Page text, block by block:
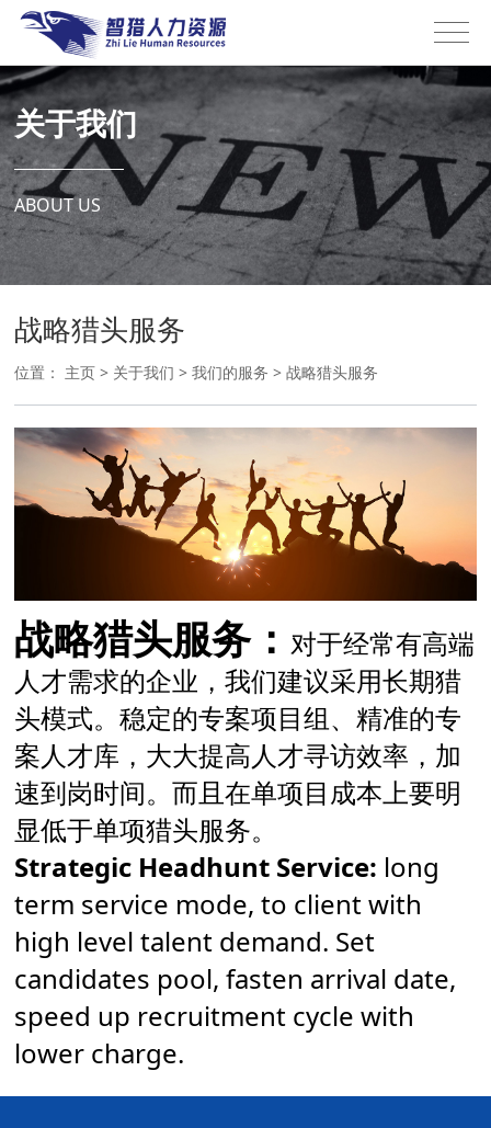
关于我们
ABOUT US
战略猎头服务
位置： 主页 > 关于我们 >我们的服务 >战略猎头服务
战略猎头服务：对于经常有高端
人才需求的企业，我们建议采用长期猎
头模式。稳定的专案项目组、精准的专
案人才库，大大提高人才寻访效率，加
速到岗时间。而且在单项目成本上要明
显低于单项猎头服务。
Strategic Headhunt Service: long
term service mode, to client with
high level talent demand. Set
candidates pool, fasten arrival date,
speed up recruitment cycle with
lower charge.